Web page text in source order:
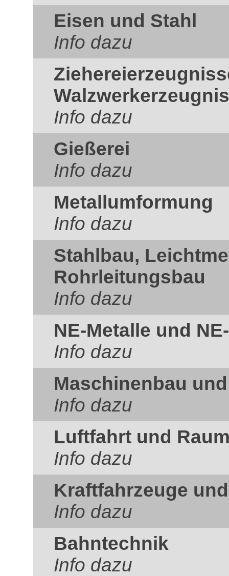
Eisen und Stahl
Info dazu
Info dazu
Gießerei
Info dazu
Metallumformung
Info dazu
Stahlbau,
Rohrleitungsbau
Info dazu
NE-Metalle und
Info dazu
Maschinenbau
Info dazu
Luftfahrt und
Info dazu
Kraftfahrzeuge
Info dazu
Bahntechnik
Info dazu